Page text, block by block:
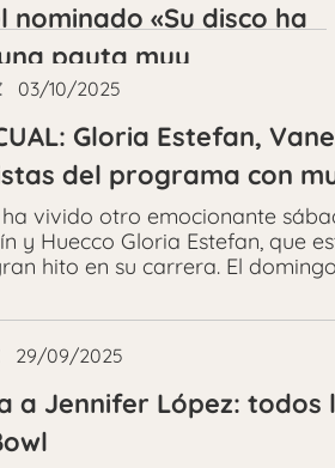
nominado «Su disco ha
pauta muy
03/10/2025
Gloria Estefan,
del programa con
ha vivido otro emocionante
y Huecco Gloria Estefan, que
hito en su carrera. El
29/09/2025
a Jennifer López: